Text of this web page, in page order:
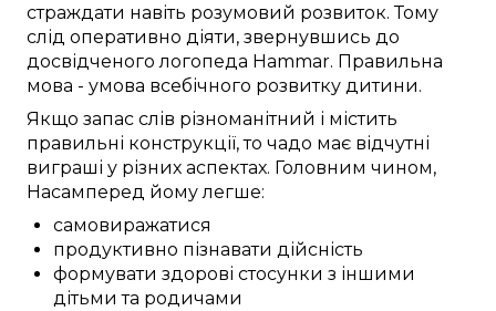
страждати навіть розумовий розвиток.Тому
слід оперативно діяти, звернувшись до
досвідченого логопеда Hammar. Правильна
мова - умова всебічного розвитку дитини.
Якщо запас слів різноманітний і містить
правильні конструкції, то чадо має відчутні
виграші у різних аспектах. Головним чином,
Насамперед йомулегше:
самовиражатися
продуктивно пізнавати дійсність
формувати здорові стосунки з іншими
дітьми та родичами